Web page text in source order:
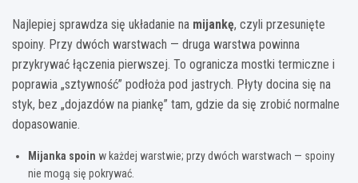
Najlepiej sprawdza się układanie na mijankę, czyli przesunięte
spoiny. Przy dwóch warstwach — druga warstwa powinna
przykrywać łączenia pierwszej. To ogranicza mostki termiczne i
poprawia „sztywność” podłoża pod jastrych. Płyty docina się na
styk, bez „dojazdów na piankę” tam, gdzie da się zrobić normalne
dopasowanie.
Mijanka spoin w każdej warstwie; przy dwóch warstwach — spoiny
nie mogą się pokrywać.